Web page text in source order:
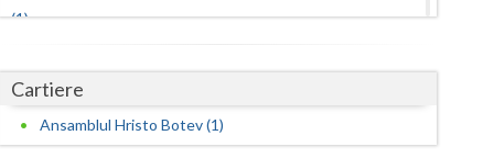
Giurgiu
Gorj
(1)
dependen... (1)
Consiliere psihologica pentru persoanele care s...
(1)
Cartiere
Ansamblul Hristo Botev (1)